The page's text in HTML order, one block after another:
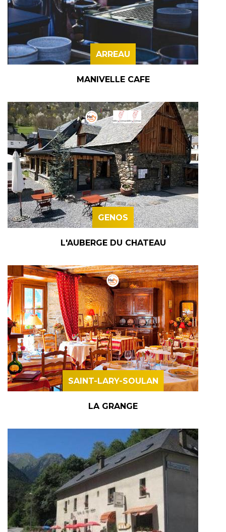
ARREAU
MANIVELLE CAFE
GENOS
L'AUBERGE DU CHATEAU
SAINT-LARY-SOULAN
LA GRANGE